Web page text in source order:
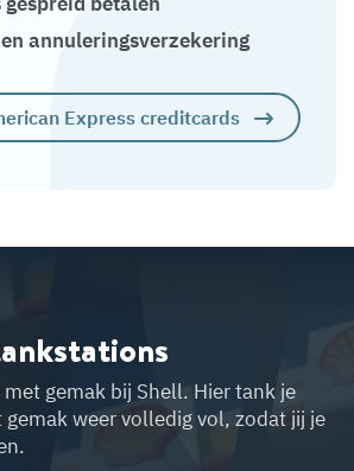
annuleringsverzekering
Express creditcards
gemak bij Shell. Hier tank je
weer volledig vol, zodat jij je